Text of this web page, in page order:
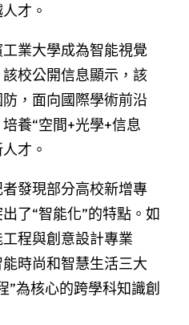
才。
業大學成為智能視覺
校公開信息顯示，該
，面向國際學術前沿
養“空間+光學+信息
才。
發現部分高校新增專
了“智能化”的特點。如
程與創意設計專業
時尚和智慧生活三大
”為核心的跨學科知識創